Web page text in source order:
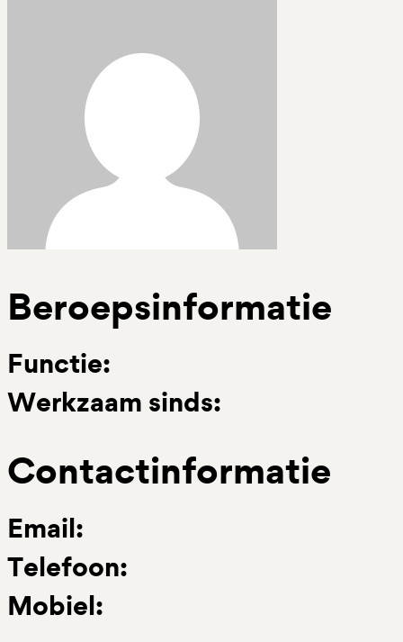
Beroepsinformatie
Functie:
Werkzaam sinds:
Contactinformatie
Email:
Telefoon:
Mobiel: